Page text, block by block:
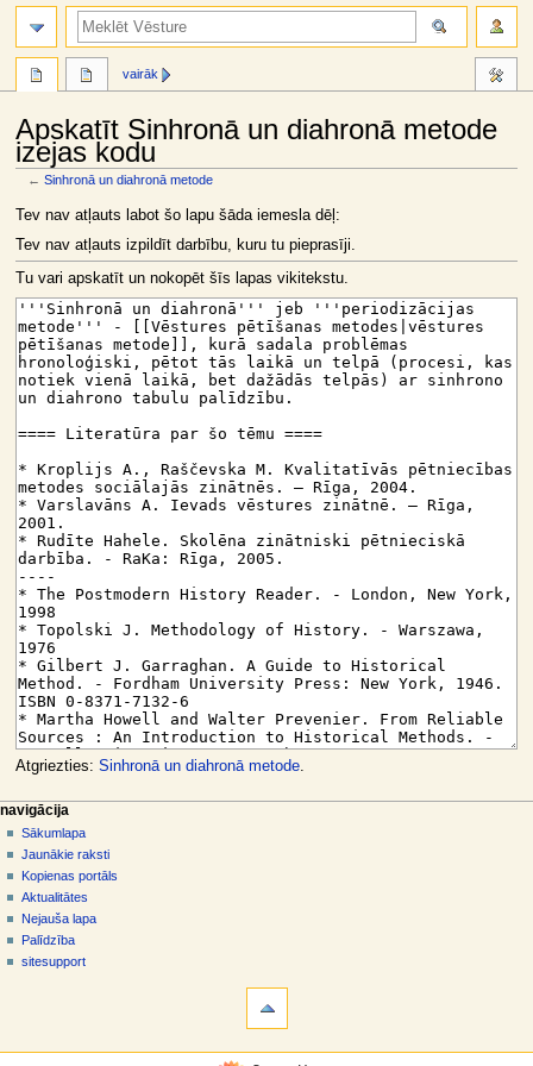
Apskatīt Sinhronā un diahronā metode
izejas kodu
←Sinhronā un diahronā metode
Jump
to
navigation
Jump
to
search
Tev nav atļauts labot šo lapu šāda iemesla dēļ:
Tev nav atļauts izpildīt darbību, kuru tu pieprasīji.
Tu vari apskatīt un nokopēt šīs lapas vikitekstu.
Atgriezties: Sinhronā un diahronā metode.
N
a
v
g
ā
c
a
lapas darbības
raksts
diskusija
skatīt
aplūkot
kodu
vēsture
vairāk
dalībnieka rīki
pieslēgties
navigācija
Sākumlapa
Jaunākie raksti
Kopienas portāls
Aktualitātes
Nejauša lapa
Palīdzība
sitesupport
meklēt
navigācija